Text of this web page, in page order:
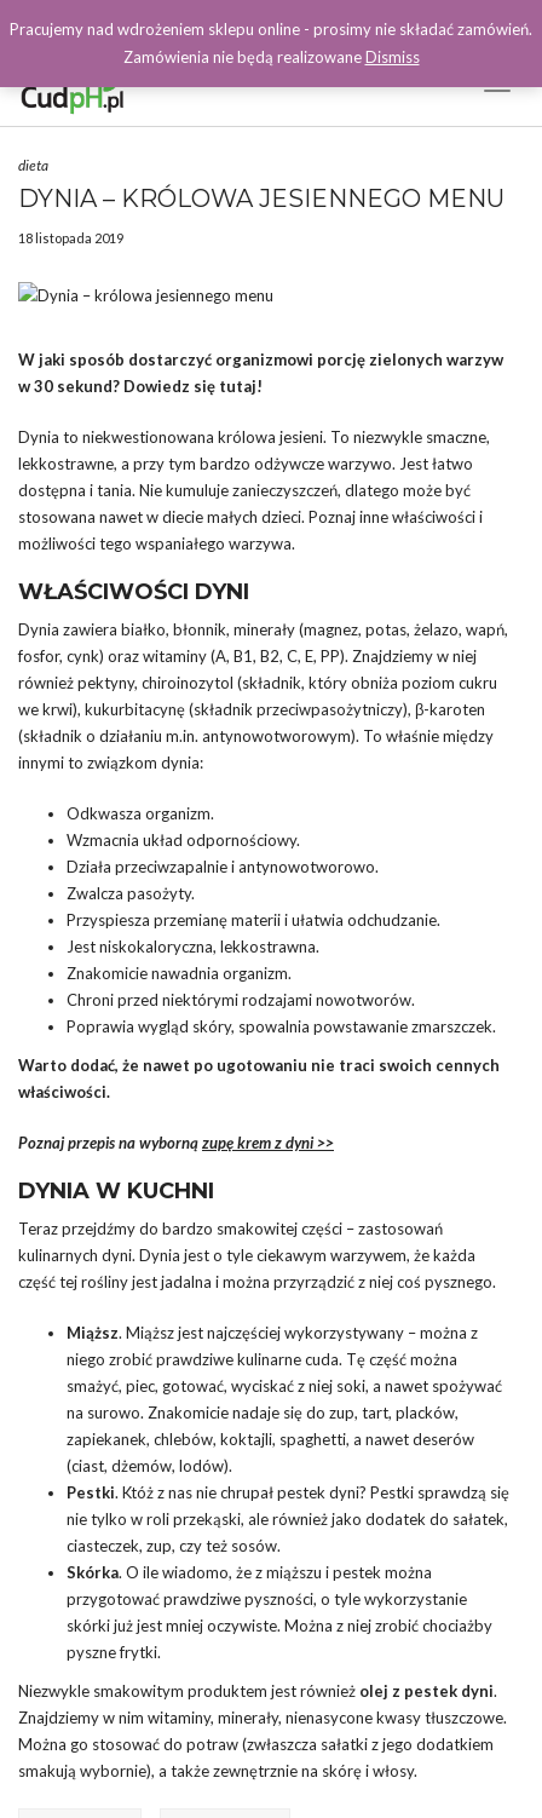
Facebook
dieta
DYNIA – KRÓLOWA JESIENNEGO MENU
18 listopada 2019
W jaki sposób dostarczyć organizmowi porcję zielonych warzyw
w 30 sekund? Dowiedz się tutaj!
Dynia to niekwestionowana królowa jesieni. To niezwykle smaczne,
lekkostrawne, a przy tym bardzo odżywcze warzywo. Jest łatwo
dostępna i tania. Nie kumuluje zanieczyszczeń, dlatego może być
stosowana nawet w diecie małych dzieci. Poznaj inne właściwości i
możliwości tego wspaniałego warzywa.
WŁAŚCIWOŚCI DYNI
Dynia zawiera białko, błonnik, minerały (magnez, potas, żelazo, wapń,
fosfor, cynk) oraz witaminy (A, B1, B2, C, E, PP). Znajdziemy w niej
również pektyny, chiroinozytol (składnik, który obniża poziom cukru
we krwi), kukurbitacynę (składnik przeciwpasożytniczy), β-karoten
(składnik o działaniu m.in. antynowotworowym). To właśnie między
innymi to związkom dynia:
Odkwasza organizm.
Wzmacnia układ odpornościowy.
Działa przeciwzapalnie i antynowotworowo.
Zwalcza pasożyty.
Przyspiesza przemianę materii i ułatwia odchudzanie.
Jest niskokaloryczna, lekkostrawna.
Znakomicie nawadnia organizm.
Chroni przed niektórymi rodzajami nowotworów.
Poprawia wygląd skóry, spowalnia powstawanie zmarszczek.
Warto dodać, że nawet po ugotowaniu nie traci swoich cennych
właściwości.
Poznaj przepis na wybornązupę krem z dyni >>
DYNIA W KUCHNI
Teraz przejdźmy do bardzo smakowitej części – zastosowań
kulinarnych dyni. Dynia jest o tyle ciekawym warzywem, że każda
część tej rośliny jest jadalna i można przyrządzić z niej coś pysznego.
Miąższ. Miąższ jest najczęściej wykorzystywany – można z
niego zrobić prawdziwe kulinarne cuda. Tę część można
smażyć, piec, gotować, wyciskać z niej soki, a nawet spożywać
na surowo. Znakomicie nadaje się do zup, tart, placków,
zapiekanek, chlebów, koktajli, spaghetti, a nawet deserów
(ciast, dżemów, lodów).
Pestki. Któż z nas nie chrupał pestek dyni? Pestki sprawdzą się
nie tylko w roli przekąski, ale również jako dodatek do sałatek,
ciasteczek, zup, czy też sosów.
Skórka. O ile wiadomo, że z miąższu i pestek można
przygotować prawdziwe pyszności, o tyle wykorzystanie
skórki już jest mniej oczywiste. Można z niej zrobić chociażby
pyszne frytki.
Niezwykle smakowitym produktem jest również olej z pestek dyni.
Znajdziemy w nim witaminy, minerały, nienasycone kwasy tłuszczowe.
Można go stosować do potraw (zwłaszcza sałatki z jego dodatkiem
smakują wybornie), a także zewnętrznie na skórę i włosy.
Pracujemy nad wdrożeniem sklepu online - prosimy nie składać zamówień.
Zamówienia nie będą realizowaneDismiss